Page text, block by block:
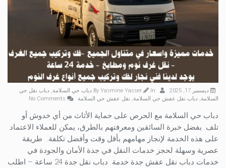
ديسمبر 17, 2025 Yasmine Yasser In دباب حي السلامة, دباب نقل حي
السلامة, دباب نقل عفش حي السلامة, نقل عفش حي السلامة
دباب حي السلامة مع الحرص على حماية الأثاث من أي خدوش أو
تلف. بفضل خبرة السائقين ومعرفتهم بالطرق، يمكن للعملاء الاعتماد
على هذه الخدمة لإنجاز مهامهم بأقل وقت وأفضل تكلفة. طريقة
عصرية وسهلة لحجز خدمات النقل في جدة الأمان والجودة في
خدمات دباب نقل عفش جدة خدمة. دباب نقل جدة 24 ساعة – اطلب